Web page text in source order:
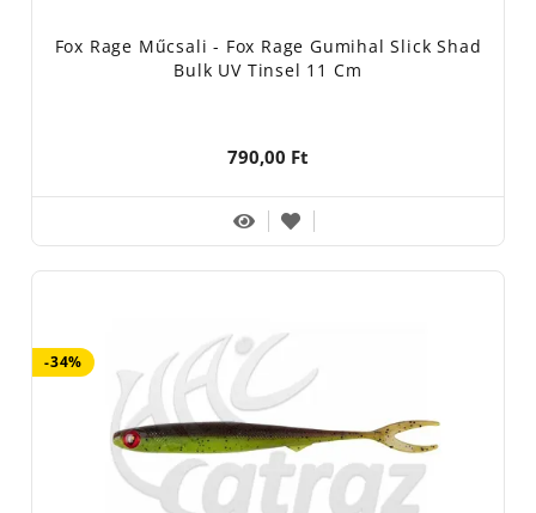
Fox Rage Műcsali - Fox Rage Gumihal Slick Shad
Bulk UV Tinsel 11 Cm
790,00 Ft
-34%